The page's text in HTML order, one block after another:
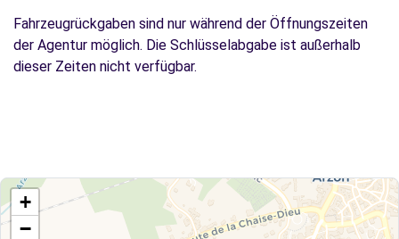
Fahrzeugrückgaben sind nur während der Öffnungszeiten
der Agentur möglich. Die Schlüsselabgabe ist außerhalb
dieser Zeiten nicht verfügbar.
+
−